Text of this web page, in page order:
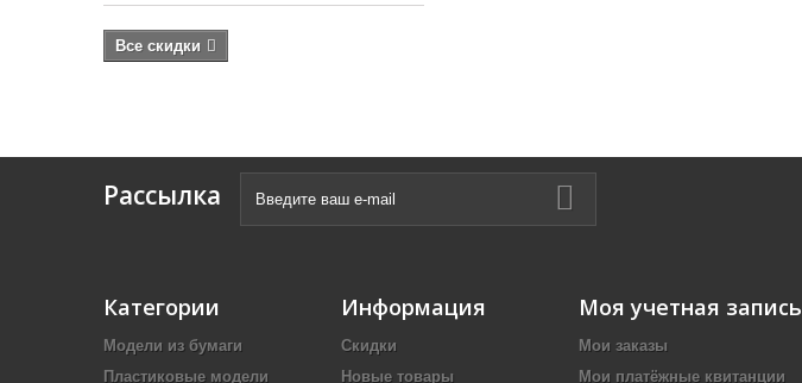
Все скидки
Рассылка
Категории
Модели из бумаги
Пластиковые модели
Информация
Скидки
Новые товары
Моя учетная запись
Мои заказы
Мои платёжные квитанции